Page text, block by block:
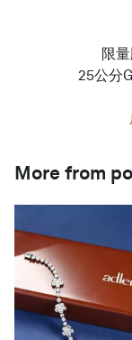
限
25公分
More from